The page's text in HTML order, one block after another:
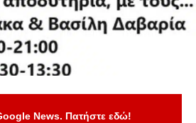
News. Πατήστε εδώ!